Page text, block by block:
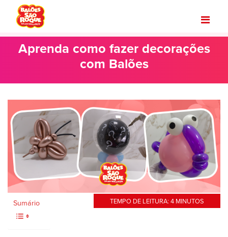
Aprenda como fazer decorações
com Balões
TEMPO DE LEITURA: 4 MINUTOS
Sumário